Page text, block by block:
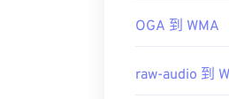
https://
OGA 到 WMA
raw-audio 到